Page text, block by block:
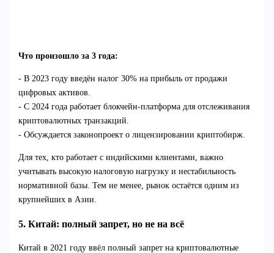
Что произошло за 3 года:
- В 2023 году введён налог 30% на прибыль от продажи
цифровых активов.
- С 2024 года работает блокчейн-платформа для отслеживания
криптовалютных транзакций.
- Обсуждается законопроект о лицензировании криптобирж.
Для тех, кто работает с индийскими клиентами, важно
учитывать высокую налоговую нагрузку и нестабильность
нормативной базы. Тем не менее, рынок остаётся одним из
крупнейших в Азии.
5. Китай: полный запрет, но не на всё
Китай в 2021 году ввёл полный запрет на криптовалютные